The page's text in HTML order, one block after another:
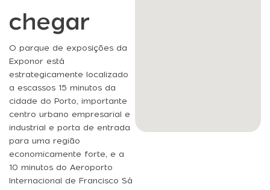
chegar
O parque de exposições da
Exponor está
estrategicamente localizado
a escassos 15 minutos da
cidade do Porto, importante
centro urbano empresarial e
industrial e porta de entrada
para uma região
economicamente forte, e a
10 minutos do Aeroporto
Internacional de Francisco Sá